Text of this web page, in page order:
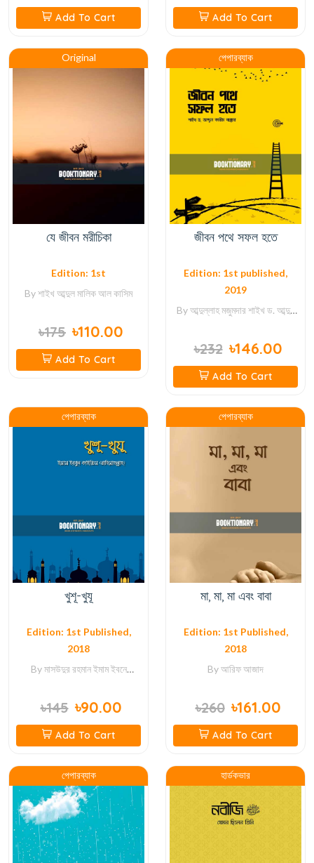
Add To Cart Add To Cart
Original
যে জীবন মরীচিকা
Edition: 1st
Byশাইখ আব্দুল মালিক আল কাসিম
৳175 ৳110.00
Add To Cart
পেপারব্যাক
জীবন পথে সফল হতে
Edition: 1st published,
2019
Byআব্দুল্লাহ মজুমদার শাইখ ড. আব্দুল
৳232 ৳146.00
Add To Cart
পেপারব্যাক
খুশূ-খুযূ
Edition: 1st Published,
2018
Byমাসউদুর রহমান ইমাম ইবনে
৳145 ৳90.00
Add To Cart
পেপারব্যাক
মা, মা, মা এবং বাবা
Edition: 1st Published,
2018
Byআরিফ আজাদ
৳260 ৳161.00
Add To Cart
পেপারব্যাক হার্ডকভার